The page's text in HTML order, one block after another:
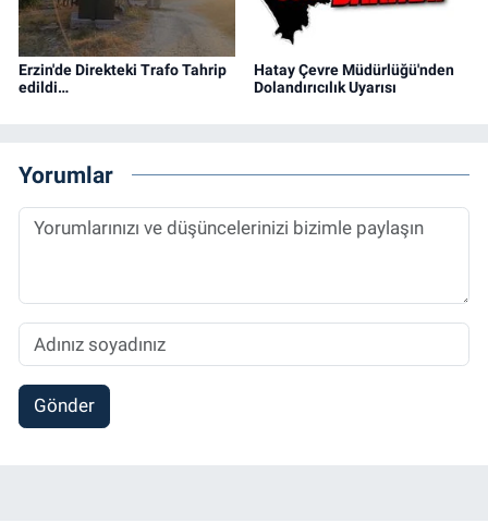
Erzin'de Direkteki Trafo Tahrip
edildi…
Hatay Çevre Müdürlüğü'nden
Dolandırıcılık Uyarısı
Yorumlar
Gönder